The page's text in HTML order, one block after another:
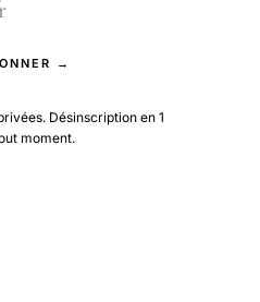
→
Désinscription en 1
moment.